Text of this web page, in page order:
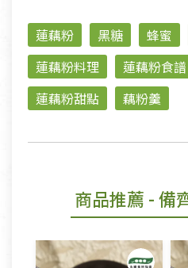
蓮藕粉 黑糖 蜂蜜
蓮藕粉料理
蓮藕粉食譜
蓮藕粉甜點
藕粉羹
商品推薦 - 備